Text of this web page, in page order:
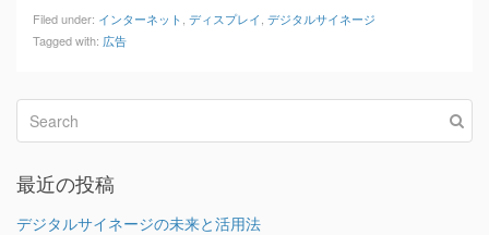
Filed under: インターネット ディスプレイ デジタルサイネージ
Tagged with: 広告
最近の投稿
デジタルサイネージの未来と活用法